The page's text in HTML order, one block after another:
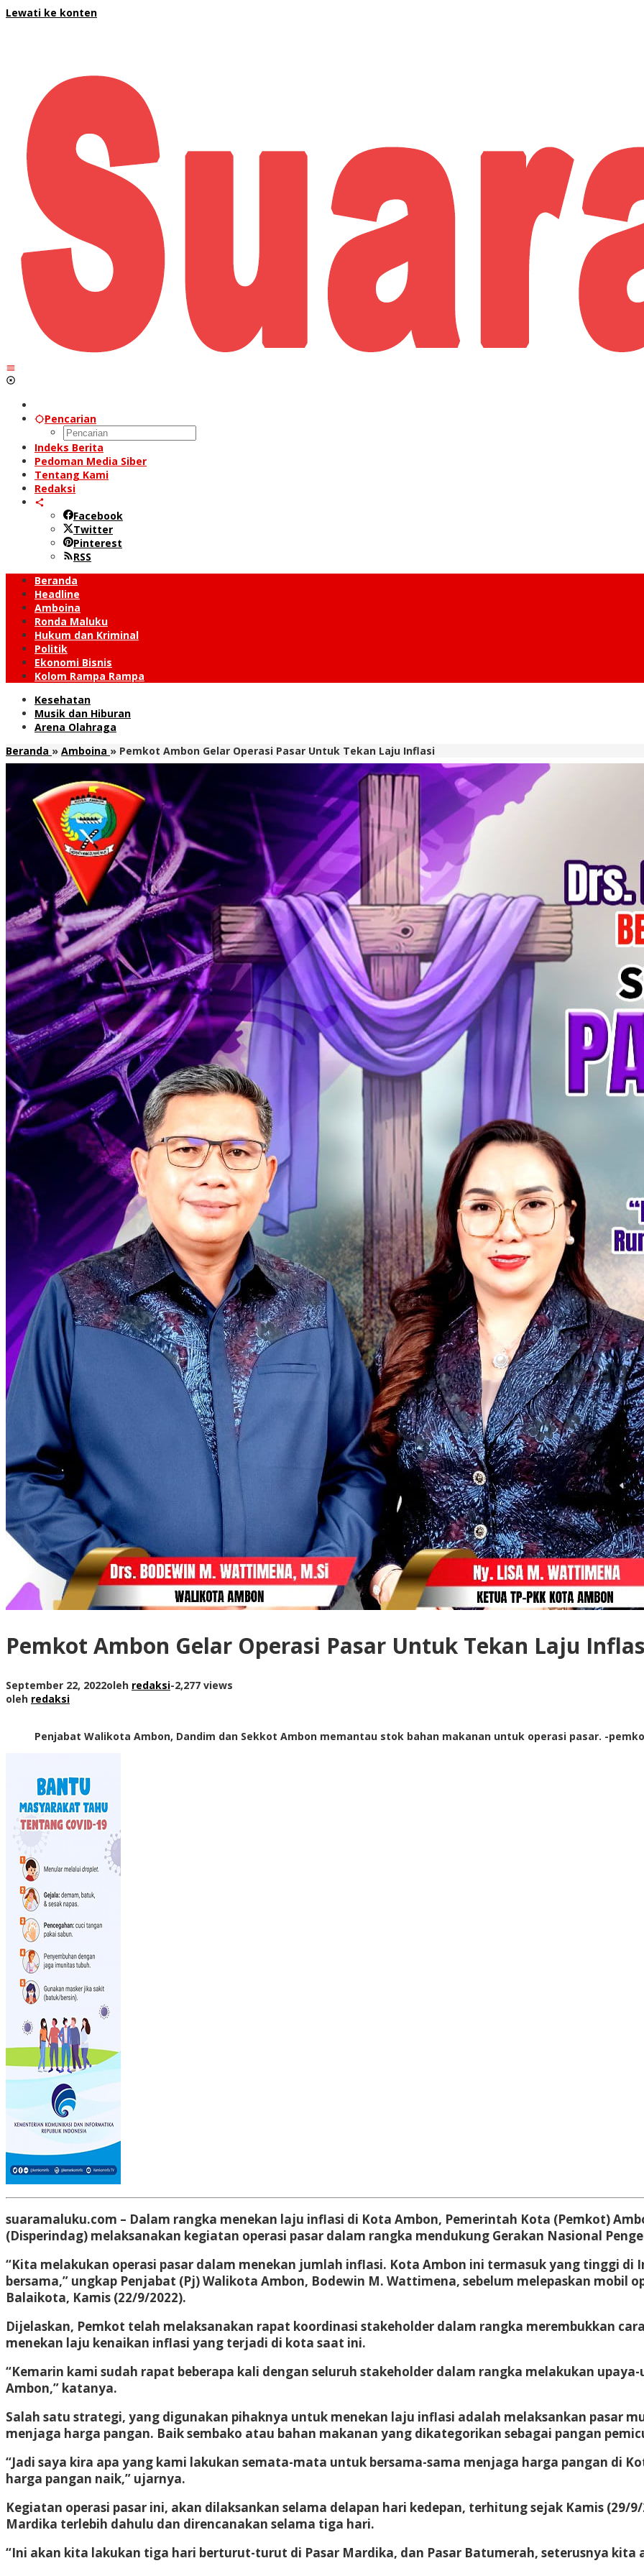
Lewati ke konten
Pencarian
Indeks Berita
Pedoman Media Siber
Tentang Kami
Redaksi
Facebook
Twitter
Pinterest
RSS
Beranda
Headline
Amboina
Ronda Maluku
Hukum dan Kriminal
Politik
Ekonomi Bisnis
Kolom Rampa Rampa
Kesehatan
Musik dan Hiburan
Arena Olahraga
Beranda » Amboina » Pemkot Ambon Gelar Operasi Pasar Untuk Tekan Laju Inflasi
Pemkot Ambon Gelar Operasi Pasar Untuk Tekan Laju
September 22, 2022oleh redaksi-2,277 views
oleh redaksi
Penjabat Walikota Ambon, Dandim dan Sekkot Ambon memantau stok bahan makanan untuk operasi pasar. -
suaramaluku.com – Dalam rangka menekan laju inflasi di Kota Ambon, Pemerintah Kota (Pemkot)
(Disperindag) melaksanakan kegiatan operasi pasar dalam rangka mendukung Gerakan Nasional
“Kita melakukan operasi pasar dalam menekan jumlah inflasi. Kota Ambon ini termasuk yang tinggi di
bersama,” ungkap Penjabat (Pj) Walikota Ambon, Bodewin M. Wattimena, sebelum melepaskan mobil
Balaikota, Kamis (22/9/2022).
Dijelaskan, Pemkot telah melaksanakan rapat koordinasi stakeholder dalam rangka merembukkan
menekan laju kenaikan inflasi yang terjadi di kota saat ini.
“Kemarin kami sudah rapat beberapa kali dengan seluruh stakeholder dalam rangka melakukan
Ambon,” katanya.
Salah satu strategi, yang digunakan pihaknya untuk menekan laju inflasi adalah melaksankan pasar
menjaga harga pangan. Baik sembako atau bahan makanan yang dikategorikan sebagai pangan
“Jadi saya kira apa yang kami lakukan semata-mata untuk bersama-sama menjaga harga pangan di
harga pangan naik,” ujarnya.
Kegiatan operasi pasar ini, akan dilaksankan selama delapan hari kedepan, terhitung sejak Kamis (29/
Mardika terlebih dahulu dan direncanakan selama tiga hari.
“Ini akan kita lakukan tiga hari berturut-turut di Pasar Mardika, dan Pasar Batumerah, seterusnya kita